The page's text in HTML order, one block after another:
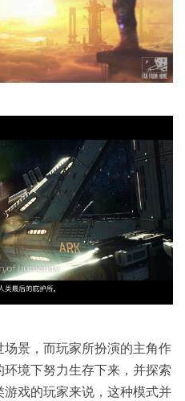
景，而玩家所扮演的主角作
境下努力生存下来，并探索
戏的玩家来说，这种模式并